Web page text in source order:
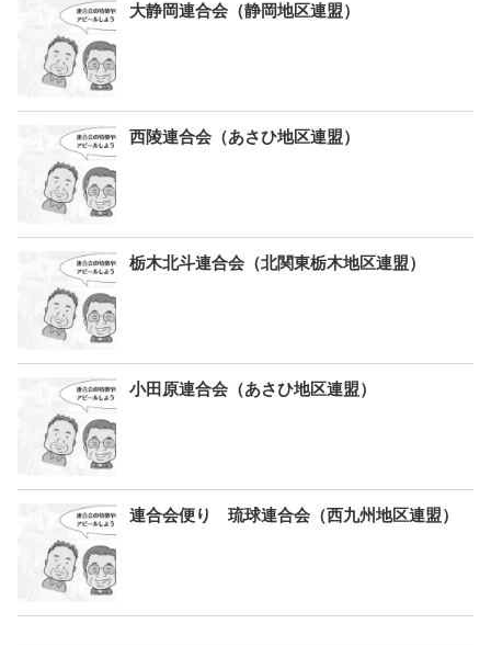
大静岡連合会（静岡地区連盟）
西陵連合会（あさひ地区連盟）
栃木北斗連合会（北関東栃木地区連盟）
小田原連合会（あさひ地区連盟）
連合会便り 琉球連合会（西九州地区連盟）